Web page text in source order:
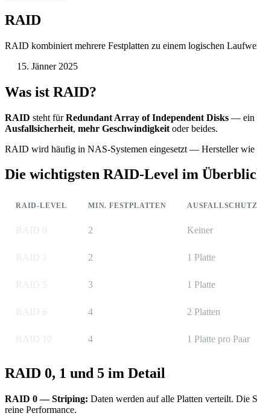
RAID
RAID kombiniert mehrere Festplatten zu einem logischen
15. Jänner 2025
Was ist RAID?
RAID steht fürRedundant Array of Independent Disks — ein
Ausfallsicherheit, mehr Geschwindigkeit oder beides.
RAID wird häufig in NAS-Systemen eingesetzt — Hersteller
Die wichtigsten RAID-Level im
RAID-LEVEL MIN. FESTPLATTEN AUSFALLSCHUTZ
RAID 0 2 Keiner
RAID 1 2 1 Platte
RAID 5 3 1 Platte
RAID 6 4 2 Platten
RAID 10 4 1 Platte pro Paar
RAID 0, 1 und 5 im Detail
RAID 0 — Striping: Daten werden auf alle Platten verteilt. Die
reine Performance.